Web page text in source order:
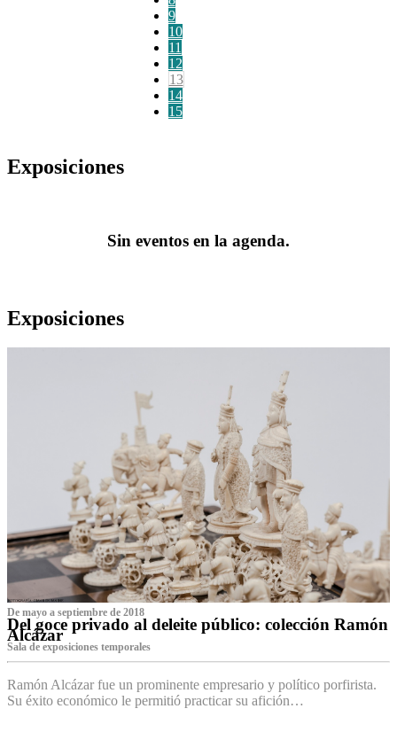
9
10
11
12
13
14
15
Exposiciones
Sin eventos en la agenda.
Exposiciones
De mayo a septiembre de 2018
Del goce privado al deleite público: colección Ramón
Alcázar
Sala de exposiciones temporales
Ramón Alcázar fue un prominente empresario y político porfirista.
Su éxito económico le permitió practicar su afición…